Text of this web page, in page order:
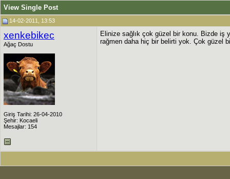
View Single Post
14-02-2011, 13:53
xenkebikec
Ağaç Dostu
Giriş Tarihi: 26-04-2010
Şehir: Kocaeli
Mesajlar: 154
Elinize sağlık çok güzel bir konu. Bizde iş
rağmen daha hiç bir belirti yok. Çok güzel